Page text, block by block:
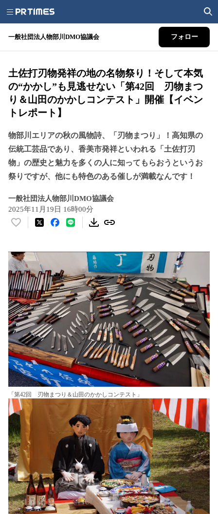
一般社団法人物部川DMO協議会 フォロー
土佐打刃物発祥の地の名物祭り！そして本気
の“かかし”も見逃せない「第42回 刃物まつ
り＆山田のかかしコンテスト」開催【イベン
トレポート】
物部川エリアの秋の風物詩、「刃物まつり」！高知県の
伝統工芸品であり、香美市発祥といわれる「土佐打刃
物」の歴史と魅力を多くの人に知ってもらおうというお
祭りですが、他にも特色のある催しが満載なんです！
一般社団法人物部川DMO協議会
2025年11月19日 16時00分
い
！
数
を
読
み
込
み
中
で
す
「第42回 刃物まつり＆山田のかかしコンテスト」